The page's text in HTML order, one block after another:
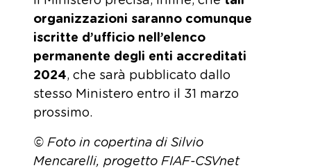
organizzazioni saranno comunque
iscritte d’ufficio nell’elenco
permanente degli enti accreditati
2024, che sarà pubblicato dallo
stesso Ministero entro il 31 marzo
prossimo.
© Foto in copertina di Silvio
Mencarelli, progetto FIAF-CSVnet